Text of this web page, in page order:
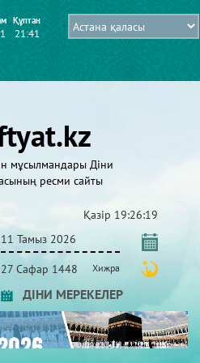
Құптан
21:41
мұсылмандары Діни
ресми сайты
Қазір 19:26:19
11 Тамыз 2026
27 Сафар 1448 Хижра
ДІНИ МЕРЕКЕЛЕР